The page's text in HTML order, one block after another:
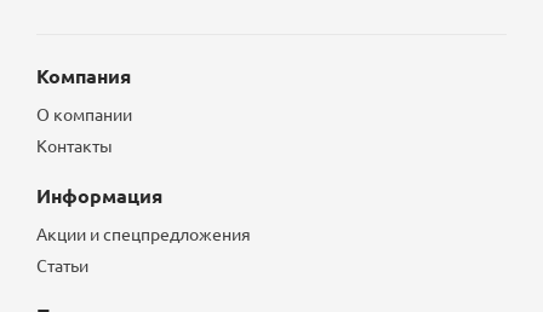
Компания
О компании
Контакты
Информация
Акции и спецпредложения
Статьи